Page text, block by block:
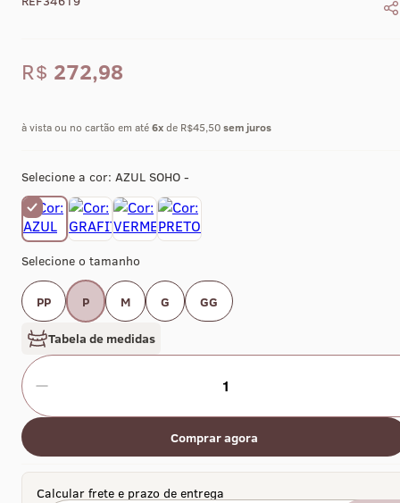
R$ 272,98
à vista ou no cartão em até6xde R$45,50sem juros
Selecione a cor: AZUL SOHO -
Selecione o tamanho
PP P M G GG
Tabela de medidas
1
Comprar agora
Calcular frete e prazo de entrega